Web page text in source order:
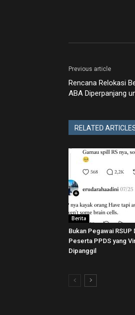
Previous article
Rencana Relokasi
ABA Diperpanjang
RELATED
Berita
Bukan Pegawai RSUP
Peserta PPDS yang
Dipanggil